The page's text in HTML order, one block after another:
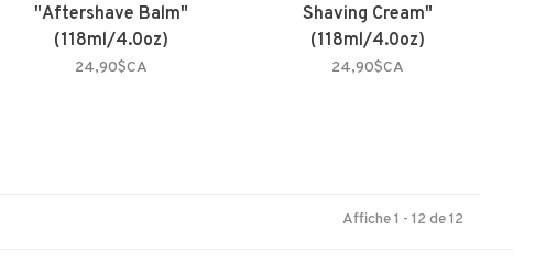
"Aftershave Balm"
(118ml/4.0oz)
24,90$CA
Shaving Cream"
(118ml/4.0oz)
24,90$CA
Affiche 1 - 12 de 12